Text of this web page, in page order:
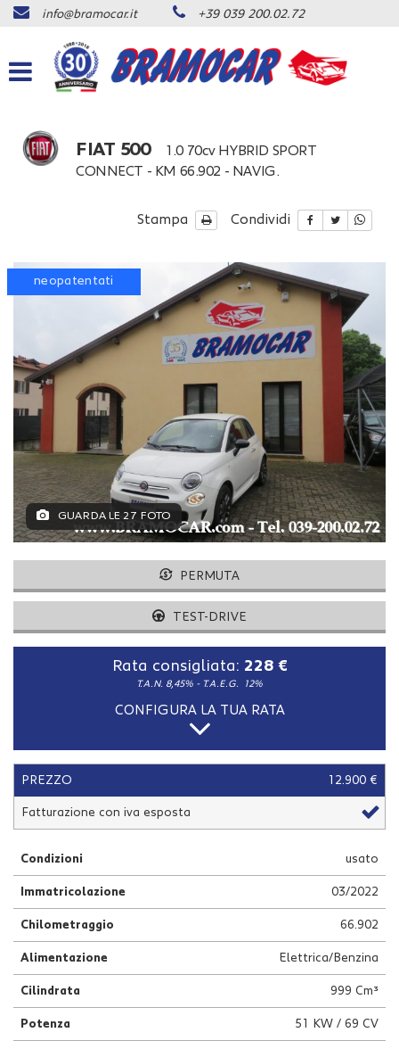
info@bramocar.it +39 039 200.02.72
FIAT 500
1.0 70cv HYBRID SPORT
CONNECT - KM 66.902 - NAVIG.
Stampa Condividi
neopatentati
GUARDA LE 27 FOTO
PERMUTA
TEST-DRIVE
Rata consigliata: 228 €
T.A.N. 8,45% - T.A.E.G. 12%
CONFIGURA LA TUA RATA
PREZZO 12.900 €
Fatturazione con iva esposta
Condizioni usato
Immatricolazione 03/2022
Chilometraggio 66.902
Alimentazione Elettrica/Benzina
Cilindrata 999 Cm³
Potenza 51 KW / 69 CV
preferenze
di
Il
seguente
le
tue
preferenze
tecnologie
di
tracciamento
adottiamo
offrire
le
funzionalità
e
di
sul
funzionamento
di
questi
di
si
rimanda
alla
cookie
policy.
Puoi
rivedere
modificare